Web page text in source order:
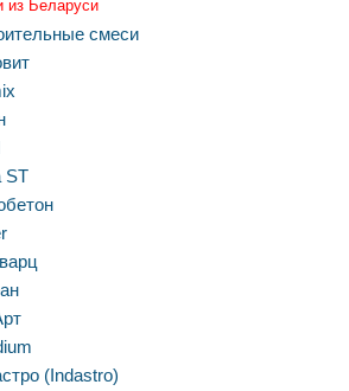
из Беларуси
смеси
ST
(Indastro)